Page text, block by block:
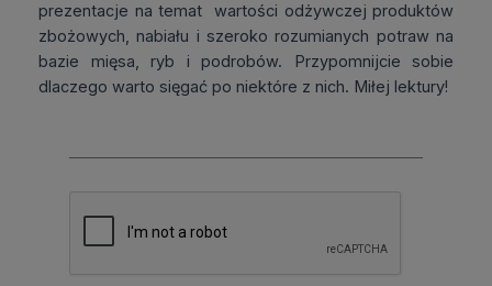
prezentacje na temat wartości odżywczej produktów
zbożowych, nabiału i szeroko rozumianych potraw na
bazie mięsa, ryb i podrobów. Przypomnijcie sobie
dlaczego warto sięgać po niektóre z nich. Miłej lektury!